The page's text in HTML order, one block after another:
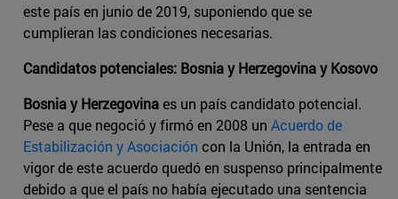
este país en junio de 2019, suponiendo que se
cumplieran las condiciones necesarias.
Candidatos potenciales: Bosnia y Herzegovina y Kosovo
Bosnia y Herzegovinaes un país candidato potencial.
Pese a que negoció y firmó en 2008 un Acuerdo de
Estabilización y Asociación con la Unión, la entrada en
vigor de este acuerdo quedó en suspenso principalmente
debido a que el país no había ejecutado una sentencia